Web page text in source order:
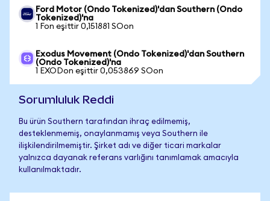
Ford Motor (Ondo Tokenized)'dan Southern (Ondo
Tokenized)'na
1 Fon eşittir 0,151881 SOon
Exodus Movement (Ondo Tokenized)'dan Southern
(Ondo Tokenized)'na
1 EXODon eşittir 0,053869 SOon
Sorumluluk Reddi
Bu ürün Southern tarafından ihraç edilmemiş,
desteklenmemiş, onaylanmamış veya Southern ile
ilişkilendirilmemiştir. Şirket adı ve diğer ticari markalar
yalnızca dayanak referans varlığını tanımlamak amacıyla
kullanılmaktadır.